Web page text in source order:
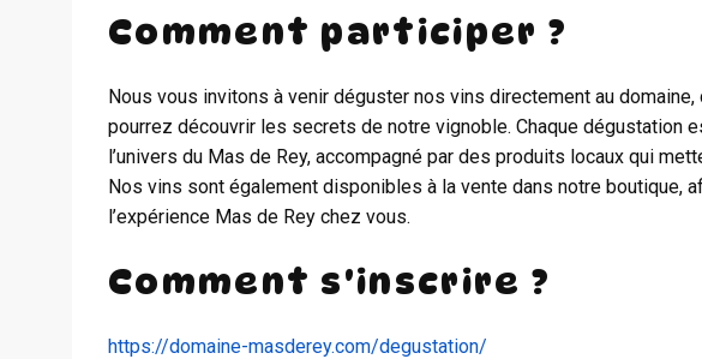
Comment participer ?
Nous vous invitons à venir déguster nos vins directement au domaine,
pourrez découvrir les secrets de notre vignoble. Chaque dégustation
l’univers du Mas de Rey, accompagné par des produits locaux qui
Nos vins sont également disponibles à la vente dans notre boutique,
l’expérience Mas de Rey chez vous.
Comment s'inscrire ?
https://domaine-masderey.com/degustation/